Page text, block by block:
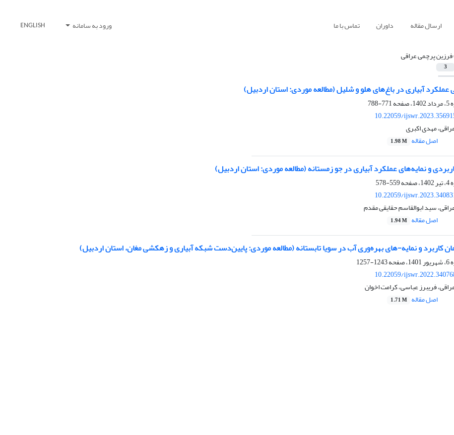
ارسال مقاله داوران تماس با ما ورود به سامانه ENGLISH
فرزین پرچمی عراقی
3
عملکرد آبیاری در باغ‌های هلو و شلیل (مطالعه موردی: استان اردبیل)
771-788
10.22059/
مهدی اکبری
اصل مقاله 1.98 M
و نمایه‌های عملکرد آبیاری در جو زمستانه (مطالعه موردی: استان اردبیل)
559-578
10.22059/
سید ابوالقاسم حقایقی مقدم
اصل مقاله 1.94 M
کاربرد و نمایه-های بهره‌وری آب در سویا تابستانه (مطالعه موردی: پایین‌دست شبکه آبیاری و زهکشی مغان، استان اردبیل)
1243-1257
10.22059/
فریبرز عباسی، کرامت اخوان
اصل مقاله 1.71 M